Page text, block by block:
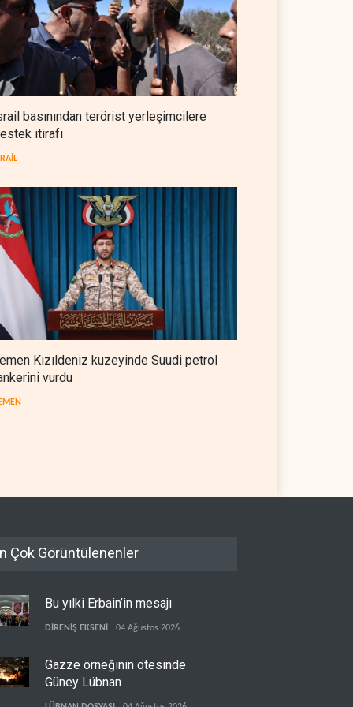
askerlerinin Lübnan'daki
NYT: Washington, İran'ı yine
okuyamadı
BATI YARIM KÜRE 05 Ağustos 2026
İsrailli istihbaratçı: ABD'nin
mühimmatının bittiği iddiası
bir iç kavga
İran karşısında 'zor kararlara'
sevk ediyor
BATI YARIM KÜRE
basınından terörist yerleşimcilere
itirafı
Kızıldeniz kuzeyinde Suudi petrol
vurdu
Çok Görüntülenenler
Bu yılki Erbain’in mesajı
DİRENİŞ EKSENİ 04 Ağustos 2026
Gazze örneğinin ötesinde
Güney Lübnan